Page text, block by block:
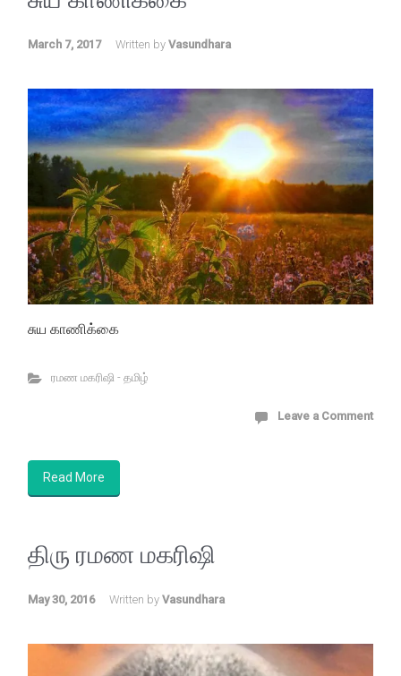
March 7, 2017 Written by Vasundhara
சுய காணிக்கை
ரமண மகரிஷி - தமிழ்
Leave a Comment
Read More
திரு ரமண மகரிஷி
May 30, 2016 Written by Vasundhara